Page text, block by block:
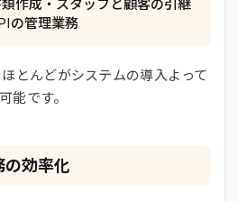
作成・スタッフと顧客の引継
の管理業務
とんどがシステムの導入よって
能です。
の効率化